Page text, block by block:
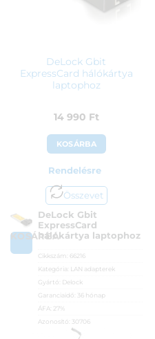
DeLock Gbit
ExpressCard hálókártya
laptophoz
14 990 Ft
KOSÁRBA
Rendelésre
Összevet
KOSÁRBA
DeLock Gbit
ExpressCard
hálókártya laptophoz
Cikkszám: 66216
Kategória: LAN adapterek
Gyártó: Delock
Garanciaidő:
36 hónap
ÁFA:
27%
Azonosító:
30706